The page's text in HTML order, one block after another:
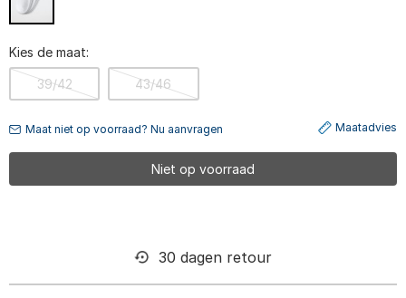
Kies de maat:
39/42 43/46
Maat niet op voorraad? Nu aanvragen Maatadvies
Niet op voorraad
30 dagen retour